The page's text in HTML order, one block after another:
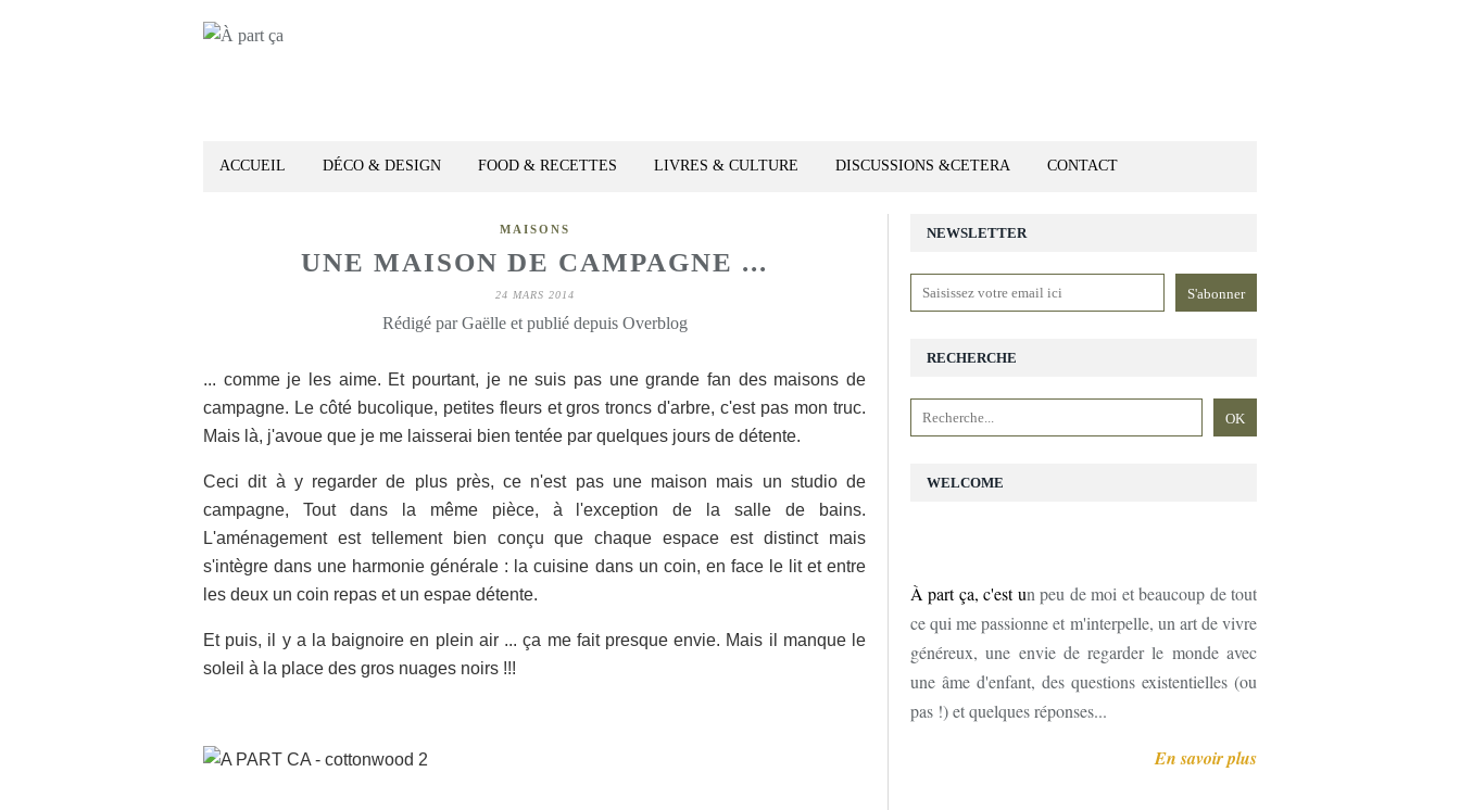
ACCUEIL DÉCO & DESIGN FOOD & RECETTES LIVRES & CULTURE DISCUSSIONS &CETERA CONTACT
MAISONS
UNE MAISON DE CAMPAGNE ...
24 MARS 2014
Rédigé par Gaëlle et publié depuis Overblog
... comme je les aime. Et pourtant, je ne suis pas une grande fan des maisons de
campagne. Le côté bucolique, petites fleurs et gros troncs d'arbre, c'est pas mon truc.
Mais là, j'avoue que je me laisserai bien tentée par quelques jours de détente.
Ceci dit à y regarder de plus près, ce n'est pas une maison mais un studio de
campagne, Tout dans la même pièce, à l'exception de la salle de bains.
L'aménagement est tellement bien conçu que chaque espace est distinct mais
s'intègre dans une harmonie générale : la cuisine dans un coin, en face le lit et entre
les deux un coin repas et un espae détente.
Et puis, il y a la baignoire en plein air ... ça me fait presque envie. Mais il manque le
soleil à la place des gros nuages noirs !!!
NEWSLETTER
RECHERCHE
WELCOME
À part ça, c'est un peu de moi et beaucoup de tout
ce qui me passionne et m'interpelle, un art de vivre
généreux, une envie de regarder le monde avec
une âme d'enfant, des questions existentielles (ou
pas !) et quelques réponses...
En savoir plus